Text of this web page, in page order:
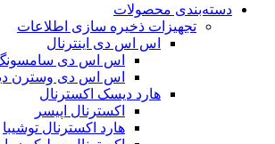
دسته‌بندی محصولات
تجهیزات ذخیره سازی اطلاعات
اس اس دی اینترنال
اس اس دی
اس اس دی وسترن
هارد دیسک اکسترنال
اکسترنال اپیسر
هارد اکسترنال توشیبا